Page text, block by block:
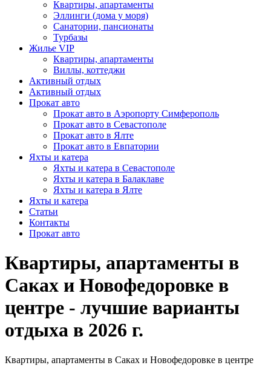
Квартиры, апартаменты
Эллинги (дома у моря)
Санатории, пансионаты
Турбазы
Жилье VIP
Квартиры, апартаменты
Виллы, коттеджи
Активный отдых
Активный отдых
Прокат авто
Прокат авто в Аэропорту Симферополь
Прокат авто в Севастополе
Прокат авто в Ялте
Прокат авто в Евпатории
Яхты и катера
Яхты и катера в Севастополе
Яхты и катера в Балаклаве
Яхты и катера в Ялте
Яхты и катера
Статьи
Контакты
Прокат авто
Квартиры, апартаменты в
Саках и Новофедоровке в
центре - лучшие варианты
отдыха в 2026 г.
Квартиры, апартаменты в Саках и Новофедоровке в центре